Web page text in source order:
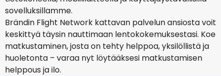
sovelluksillamme.
Brändin Flight Network kattavan palvelun ansiosta voit
keskittyä täysin nauttimaan lentokokemuksestasi. Koe
matkustaminen, josta on tehty helppoa, yksilöllistä ja
huoletonta – varaa nyt löytääksesi matkustamisen
helppous ja ilo.